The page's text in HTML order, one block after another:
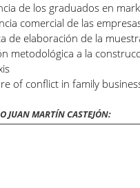
de los graduados en
comercial de las
de elaboración de la
metodológica a la
of conflict in family
JUAN MARTÍN CASTEJÓN: